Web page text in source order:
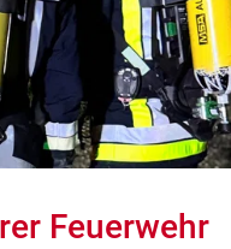
Feuerwehr